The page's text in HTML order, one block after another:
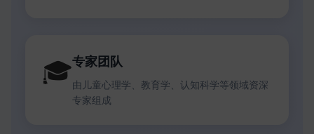
🎓专家团队
由儿童心理学、教育学、认知科学等领域资深
专家组成